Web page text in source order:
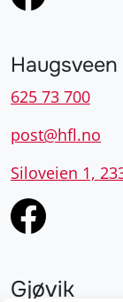
625 73 700
post@hfl.no
Siloveien 1,
Gjøvik